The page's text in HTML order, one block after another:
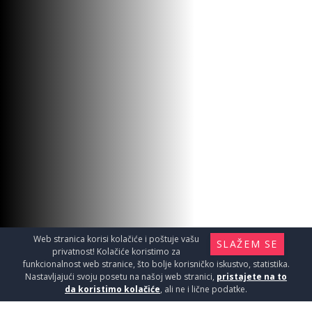
SLAŽEM SE
Web stranica korisi kolačiće i poštuje vašu
privatnost! Kolačiće koristimo za
funkcionalnost web stranice, što bolje korisničko iskustvo, statistika.
Nastavljajući svoju posetu na našoj web stranici, pristajete na to
da koristimo kolačiće, ali ne i lične podatke.